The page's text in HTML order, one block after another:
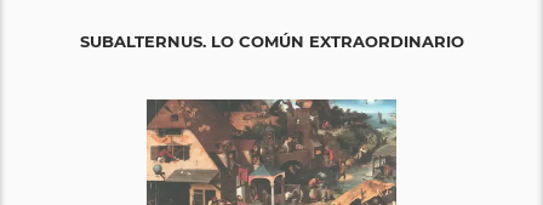
SUBALTERNUS. LO COMÚN EXTRAORDINARIO